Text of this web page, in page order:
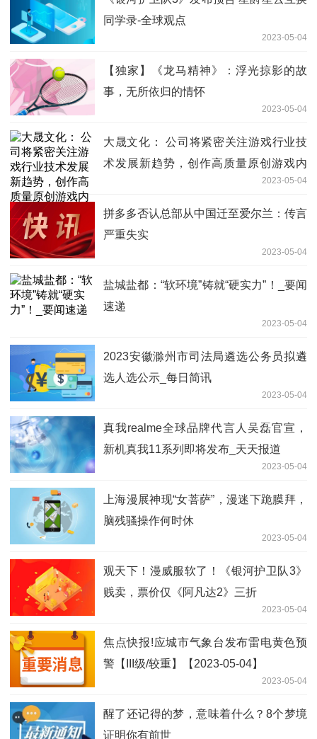
同学录-全球观点
2023-05-04
【独家】《龙马精神》：浮光掠影的故
事，无所依归的情怀
2023-05-04
大晟文化： 公司将紧密关注游戏行业技
术发展新趋势，创作高质量原创游戏内
2023-05-04
拼多多否认总部从中国迁至爱尔兰：传言
严重失实
2023-05-04
盐城盐都：“软环境”铸就“硬实力”！_要闻
速递
2023-05-04
2023安徽滁州市司法局遴选公务员拟遴
选人选公示_每日简讯
2023-05-04
真我realme全球品牌代言人吴磊官宣，
新机真我11系列即将发布_天天报道
2023-05-04
上海漫展神现“女菩萨”，漫迷下跪膜拜，
脑残骚操作何时休
2023-05-04
观天下！漫威服软了！《银河护卫队3》
贱卖，票价仅《阿凡达2》三折
2023-05-04
焦点快报!应城市气象台发布雷电黄色预
警【III级/较重】【2023-05-04】
2023-05-04
醒了还记得的梦，意味着什么？8个梦境
证明你有前世